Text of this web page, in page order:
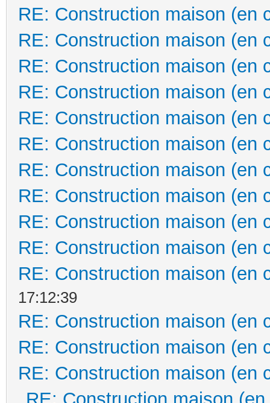
RE: Construction maison (en
RE: Construction maison (en
RE: Construction maison (en
RE: Construction maison (en
RE: Construction maison (en
RE: Construction maison (en
RE: Construction maison (en
RE: Construction maison (en
RE: Construction maison (en
RE: Construction maison (en
RE: Construction maison (en
17:12:39
RE: Construction maison (en
RE: Construction maison (en
RE: Construction maison (en